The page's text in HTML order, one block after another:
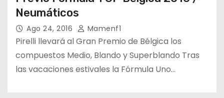
Neumáticos
Ago 24, 2016 Mamenf1
Pirelli llevará al Gran Premio de Bélgica los
compuestos Medio, Blando y Superblando Tras
las vacaciones estivales la Fórmula Uno…